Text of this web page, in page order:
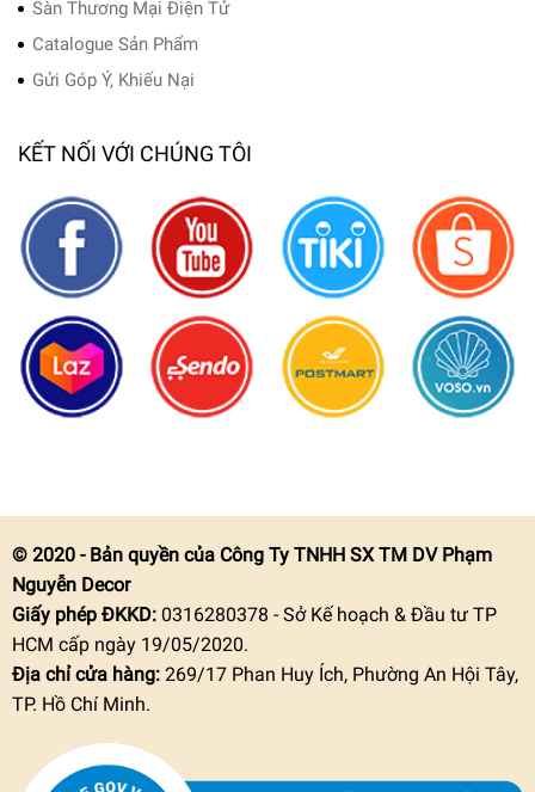
Sàn Thương Mại Điện Tử
Catalogue Sản Phẩm
Gửi Góp Ý, Khiếu Nại
KẾT NỐI VỚI CHÚNG TÔI
© 2020 - Bản quyền của Công Ty TNHH SX TM DV Phạm
Nguyễn Decor
Giấy phép ĐKKD:0316280378 - Sở Kế hoạch & Đầu tư TP
HCM cấp ngày 19/05/2020.
Địa chỉ cửa hàng: 269/17 Phan Huy Ích, Phường An Hội Tây,
TP. Hồ Chí Minh.